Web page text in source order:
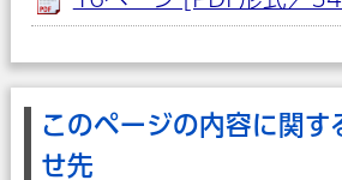
このページの内容に関す
せ先